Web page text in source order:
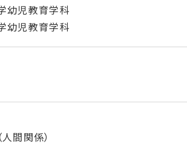
幼児教育学科
幼児教育学科
間関係）